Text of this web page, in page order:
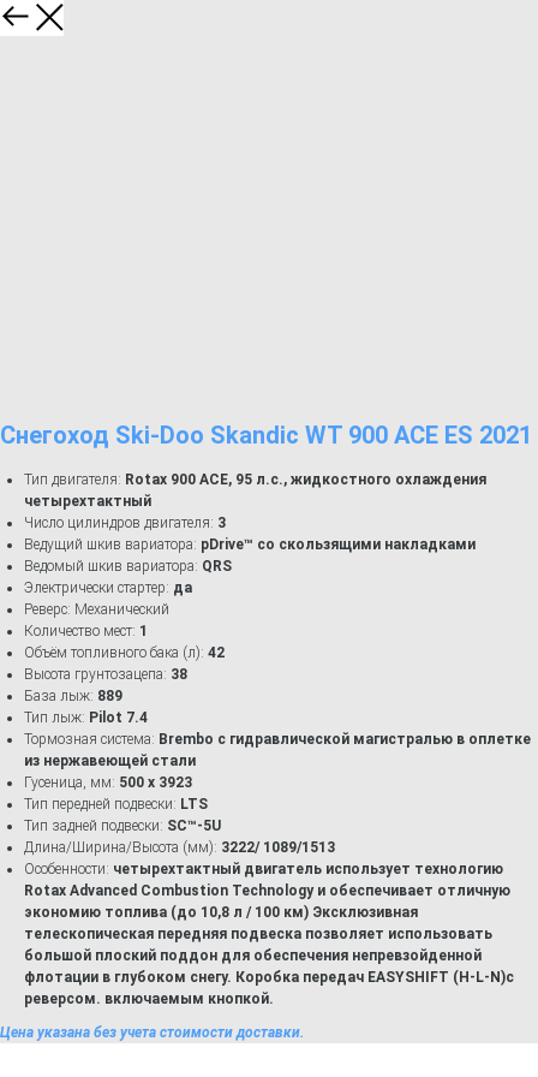
Снегоход Ski-Doo Skandic WT 900 ACE ES 2021
Тип двигателя: Rotax 900 ACE, 95 л.с., жидкостного охлаждения
четырехтактный
Число цилиндров двигателя: 3
Ведущий шкив вариатора: pDrive™ со скользящими накладками
Ведомый шкив вариатора: QRS
Электрически стартер: да
Реверс: Механический
Количество мест: 1
Объём топливного бака (л): 42
Высота грунтозацепа: 38
База лыж: 889
Тип лыж: Pilot 7.4
Тормозная система: Brembo с гидравлической магистралью в оплетке
из нержавеющей стали
Гусеница, мм: 500 x 3923
Тип передней подвески: LTS
Тип задней подвески: SC™-5U
Длина/Ширина/Высота (мм): 3222/ 1089/1513
Особенности: четырехтактный двигатель использует технологию
Rotax Advanced Combustion Technology и обеспечивает отличную
экономию топлива (до 10,8 л / 100 км) Эксклюзивная
телескопическая передняя подвеска позволяет использовать
большой плоский поддон для обеспечения непревзойденной
флотации в глубоком снегу. Коробка передач EASYSHIFT (H-L-N)с
реверсом. включаемым кнопкой.
Цена указана без учета стоимости доставки.